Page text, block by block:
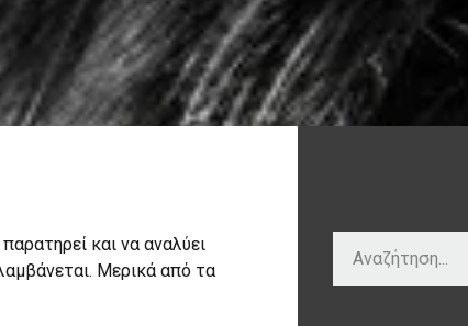
και να αναλύει
Μερικά από τα